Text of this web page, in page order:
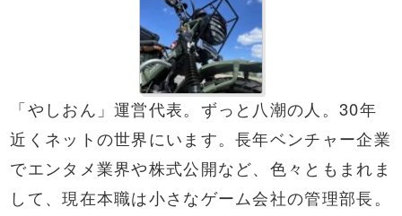
「やしおん」運営代表。ずっと八潮の人。30年
近くネットの世界にいます。長年ベンチャー企業
でエンタメ業界や株式公開など、色々ともまれま
して、現在本職は小さなゲーム会社の管理部長。